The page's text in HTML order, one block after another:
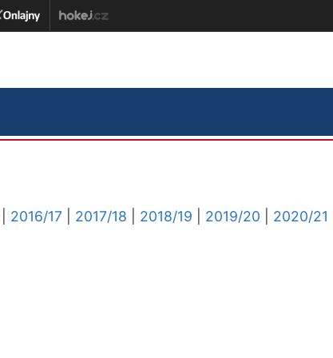
2016/17 2017/18 2018/19 2019/20
2020/21